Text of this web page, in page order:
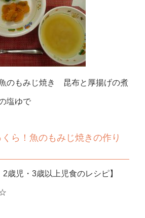
もみじ焼き 昆布と厚揚げの煮
塩ゆで
ら！魚のもみじ焼きの作り
2歳児・3歳以上児食のレシピ】